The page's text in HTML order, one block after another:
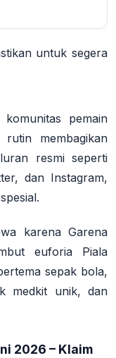
untuk segera
pemain
membagikan
resmi seperti
dan Instagram,
karena Garena
euforia Piala
sepak bola,
medkit unik, dan
2026 – Klaim